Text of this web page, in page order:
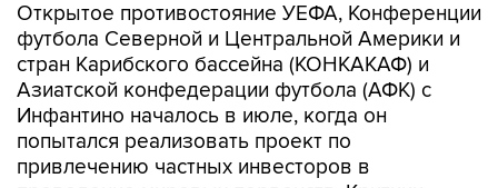
Открытое противостояние УЕФА, Конференции
футбола Северной и Центральной Америки и
стран Карибского бассейна (КОНКАКАФ) и
Азиатской конфедерации футбола (АФК) с
Инфантино началось в июле, когда он
попытался реализовать проект по
привлечению частных инвесторов в